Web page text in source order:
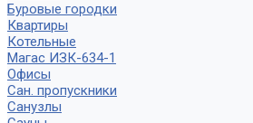
Буровые городки
Квартиры
Котельные
Магас ИЗК-634-1
Офисы
Сан. пропускники
Санузлы